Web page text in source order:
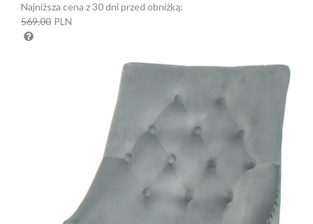
Najniższa cena z 30 dni przed obniżką:
569.00 PLN